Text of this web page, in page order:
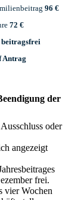
96 €
72 €
beitragsfrei
Antrag
der
oder
angezeigt
frei.
vier Wochen